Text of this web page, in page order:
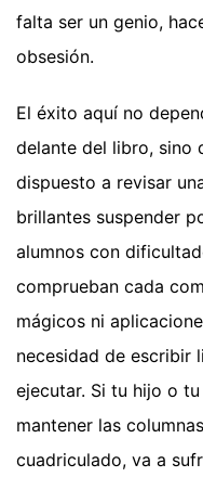
falta ser un genio,
obsesión.
El éxito aquí no
delante del libro, sino
dispuesto a revisar
brillantes suspender
alumnos con
comprueban cada
mágicos ni
necesidad de escribir
ejecutar. Si tu hijo o
mantener las
cuadriculado, va a